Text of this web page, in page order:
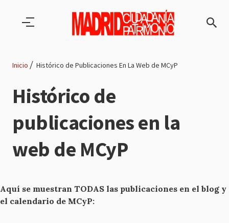
Ruta
de
navegación
Inicio Histórico de Publicaciones En La Web de MCyP
Histórico de
publicaciones en la
web de MCyP
Aquí se muestran TODAS las publicaciones en el blog y
el calendario de MCyP: